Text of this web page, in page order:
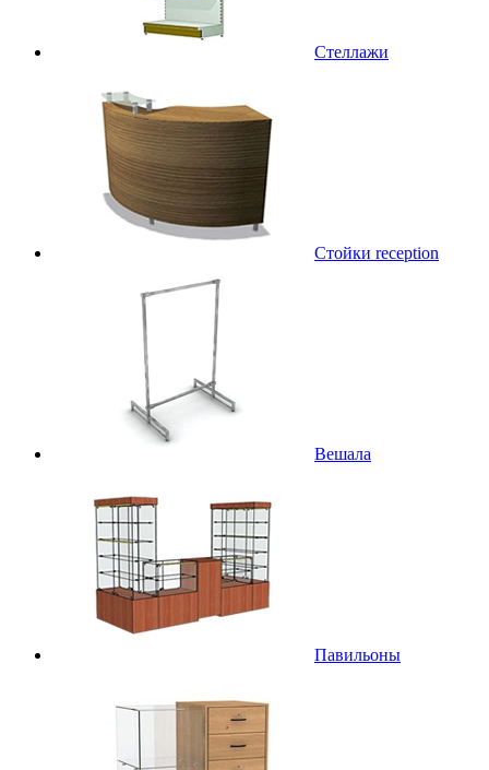
Стеллажи
Стойки reception
Вешала
Павильоны